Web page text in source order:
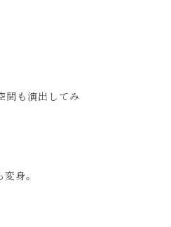
間も演出してみ
身。